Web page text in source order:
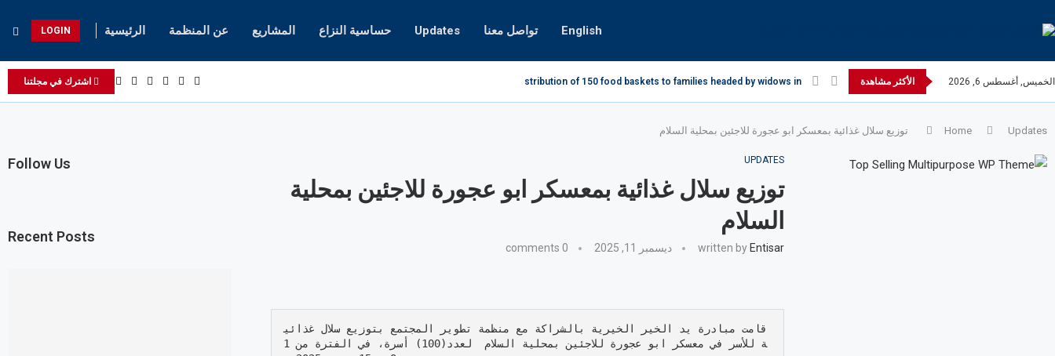
الرئيسية عن المنظمة المشاريع حساسية النزاع Updates تواصل معنا English
LOGIN
الخميس, أغسطس 6, 2026 الأكثر مشاهدة Distribution of 150 food baskets to families headed by widows in... اشترك في مجلتنا
Home Updates توزيع سلال غذائية بمعسكر ابو عجورة للاجئين بمحلية السلام
UPDATES
توزيع سلال غذائية بمعسكر ابو عجورة للاجئين بمحلية
السلام
written by Entisar ديسمبر 11, 2025 0 comments
قامت مبادرة يد الخير الخيرية بالشراكة مع منظمة تطوير المجتمع بتوزيع سلال غذائي
ة للأسر في معسكر ابو عجورة للاجئين بمحلية السلام  لعدد(100) أسرة، في الفترة من 1
Follow Us
Recent Posts